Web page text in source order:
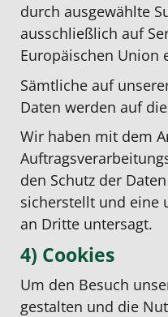
durch ausgewählte
ausschließlich auf
Europäischen Union
Sämtliche auf
Daten werden auf
Wir haben mit dem
den Schutz der
sicherstellt und eine
an Dritte untersagt.
4) Cookies
Um den Besuch
gestalten und die